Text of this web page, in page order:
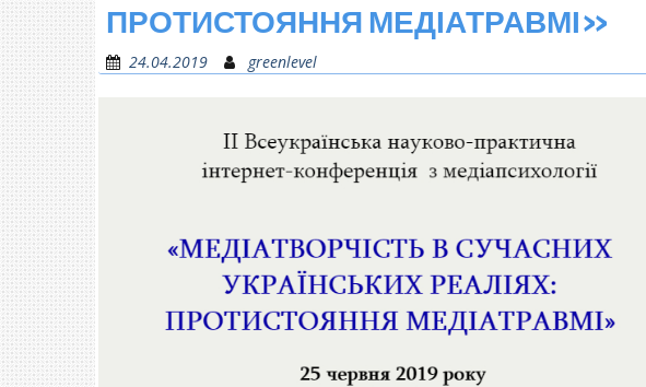
ПРОТИСТОЯННЯ МЕДІАТРАВМІ»
24.04.2019 greenlevel